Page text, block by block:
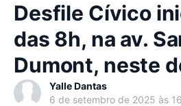
Desfile Cívico
das 8h, na av.
Dumont, neste
Yalle Dantas
6 de setembro de 2025 às